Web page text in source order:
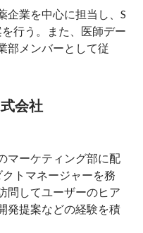
企業を中心に担当し、S
行う。また、医師デー
部メンバーとして従
会社
マーケティング部に配
トマネージャーを務
問してユーザーのヒア
発提案などの経験を積